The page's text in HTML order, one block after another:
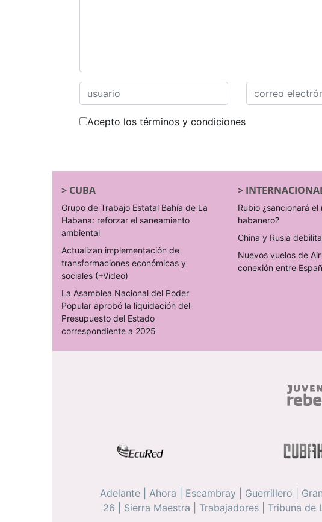
Acepto los términos y condiciones
> CUBA
Grupo de Trabajo Estatal Bahía de La
Habana: reforzar el saneamiento
ambiental
Actualizan implementación de
transformaciones económicas y
sociales (+Video)
La Asamblea Nacional del Poder
Popular aprobó la liquidación del
Presupuesto del Estado
correspondiente a 2025
>
Rubio ¿sancionará
habanero?
China y Rusia
Nuevos vuelos de
conexión entre
Adelante Ahora Escambray Guerrillero
26
Sierra Maestra Trabajadores| Tribuna de